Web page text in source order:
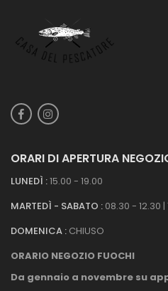
ORARI DI APERTURA
LUNEDÌ :15.00 - 19.00
MARTEDÌ - SABATO : 08.30 - 12.30 |
DOMENICA : CHIUSO
ORARIO NEGOZIO FUOCHI
Da gennaio a novembre su